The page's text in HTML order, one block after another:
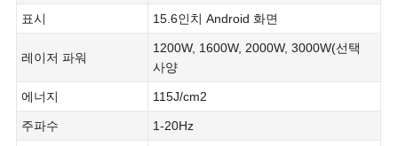
표시 15.6인치 Android 화면
레이저 파워
1200W, 1600W, 2000W, 3000W(선택
사양
에너지 115J/cm2
주파수 1-20Hz